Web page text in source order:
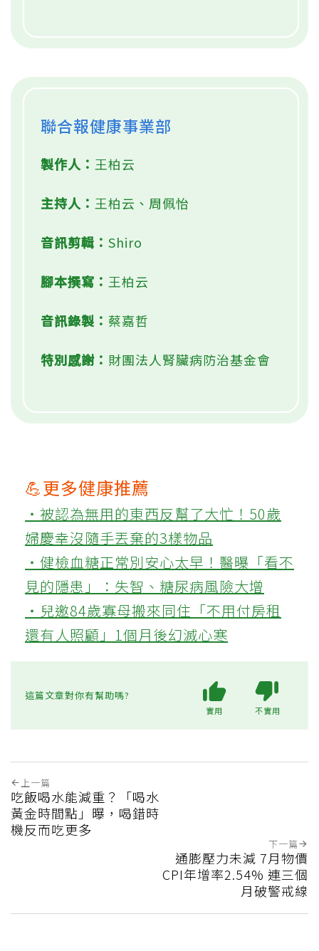
聯合報健康事業部
製作人： 王柏云
主持人： 王柏云、周佩怡
音訊剪輯： Shiro
腳本撰寫： 王柏云
音訊錄製： 蔡嘉哲
特別感謝： 財團法人腎臟病防治基金會
💪更多健康推薦
‧被認為無用的東西反幫了大忙！50歲
婦慶幸沒隨手丟棄的3樣物品
‧健檢血糖正常別安心太早！醫曝「看不
見的隱患」：失智、糖尿病風險大增
‧兒邀84歲寡母搬來同住「不用付房租
還有人照顧」1個月後幻滅心寒
這篇文章對你有幫助嗎?
實用 不實用
上一篇
吃飯喝水能減重？「喝水
黃金時間點」曝，喝錯時
機反而吃更多
下一篇
通膨壓力未減 7月物價
CPI年增率2.54% 連三個
月破警戒線